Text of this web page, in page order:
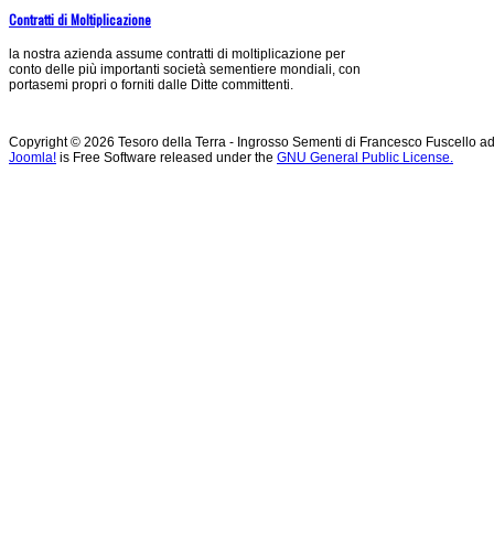
Contratti di Moltiplicazione
la nostra azienda assume contratti di moltiplicazione per
conto delle più importanti società sementiere mondiali, con
portasemi propri o forniti dalle Ditte committenti.
Copyright © 2026 Tesoro della Terra - Ingrosso Sementi di Francesco Fuscello
Joomla! is Free Software released under the GNU General Public License.